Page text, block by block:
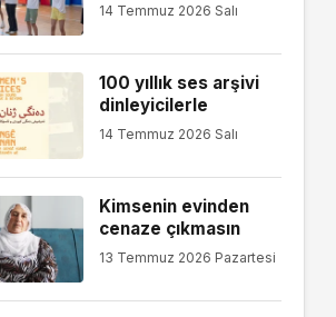
14 Temmuz 2026 Salı
100 yıllık ses arşivi
dinleyicilerle
14 Temmuz 2026 Salı
Kimsenin evinden
cenaze çıkmasın
13 Temmuz 2026 Pazartesi